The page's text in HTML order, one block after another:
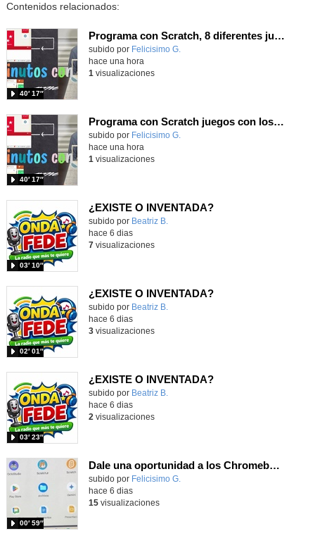
Contenidos relacionados:
Programa con Scratch, 8 diferentes juegos para vivir la emoción de los partidos de España en el mundial 2026
Contenido educativo.
subido por Felicisimo G.
40′ 17″
hace una hora
1 visualizaciones
Programa con Scratch juegos con los partidos del mundial 2026 ganados por España
Contenido educativo.
subido por Felicisimo G.
40′ 17″
hace una hora
1 visualizaciones
¿EXISTE O INVENTADA?
Contenido educativo.
subido por Beatriz B.
03′ 10″
hace 6 dias
7visualizaciones
¿EXISTE O INVENTADA?
Contenido educativo.
subido por Beatriz B.
02′ 01″
hace 6 dias
3visualizaciones
¿EXISTE O INVENTADA?
Contenido educativo.
subido por Beatriz B.
03′ 23″
hace 6 dias
2 visualizaciones
Dale una oportunidad a los Chromebooks y utiliza un proyector para realizar talleres si no tienes pantallas táctiles
Contenido educativo.
subido por Felicisimo G.
00′ 59″
hace 6 dias
15visualizaciones